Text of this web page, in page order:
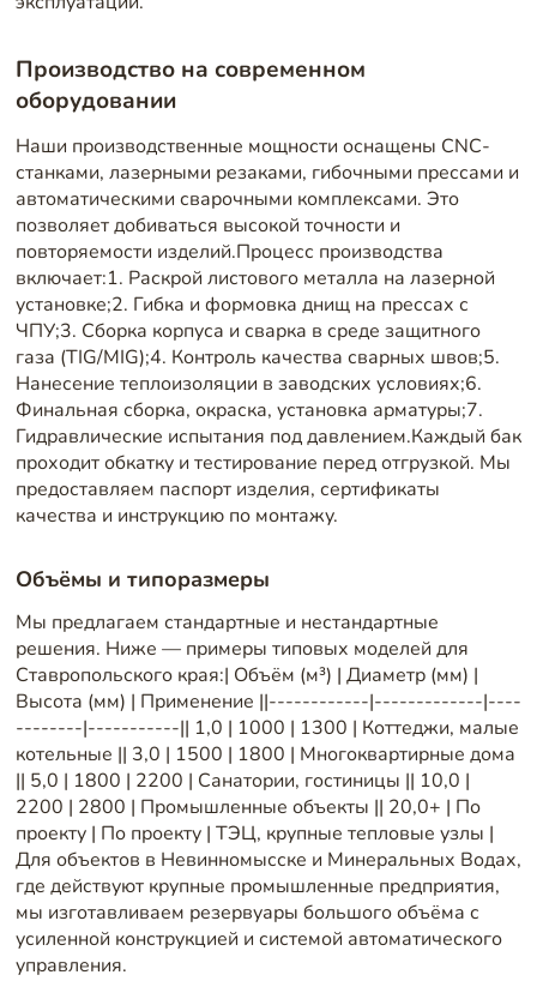
Производство на современном
оборудовании
Наши производственные мощности оснащены CNC-
станками, лазерными резаками, гибочными прессами и
автоматическими сварочными комплексами. Это
позволяет добиваться высокой точности и
повторяемости изделий.Процесс производства
включает:1. Раскрой листового металла на лазерной
установке;2. Гибка и формовка днищ на прессах с
ЧПУ;3. Сборка корпуса и сварка в среде защитного
газа (TIG/MIG);4. Контроль качества сварных швов;5.
Нанесение теплоизоляции в заводских условиях;6.
Финальная сборка, окраска, установка арматуры;7.
Гидравлические испытания под давлением.Каждый бак
проходит обкатку и тестирование перед отгрузкой. Мы
предоставляем паспорт изделия, сертификаты
качества и инструкцию по монтажу.
Объёмы и типоразмеры
Мы предлагаем стандартные и нестандартные
решения. Ниже — примеры типовых моделей для
Ставропольского края:| Объём (м³) | Диаметр (мм) |
Высота (мм) | Применение ||------------|-------------|----
--------|-----------|| 1,0 | 1000 | 1300 | Коттеджи, малые
котельные || 3,0 | 1500 | 1800 | Многоквартирные дома
|| 5,0 | 1800 | 2200 | Санатории, гостиницы || 10,0 |
2200 | 2800 | Промышленные объекты || 20,0+ | По
проекту | По проекту | ТЭЦ, крупные тепловые узлы |
Для объектов в Невинномысске и Минеральных Водах,
где действуют крупные промышленные предприятия,
мы изготавливаем резервуары большого объёма с
усиленной конструкцией и системой автоматического
управления.